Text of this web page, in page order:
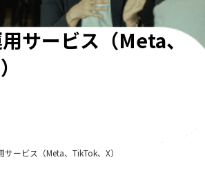
サービス（Meta、
サービス（Meta、TikTok、X）